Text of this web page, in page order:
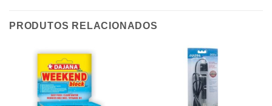
PRODUTOS RELACIONADOS